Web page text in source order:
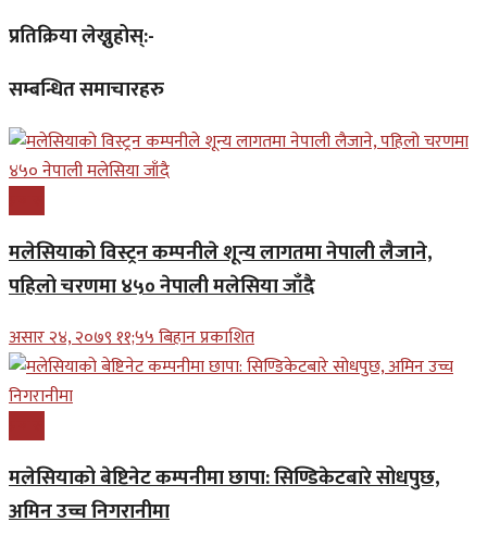
प्रतिक्रिया लेख्नुहोस्:-
सम्बन्धित समाचारहरु
मलेसियाको विस्ट्रन कम्पनीले शून्य लागतमा नेपाली लैजाने,
पहिलो चरणमा ४५० नेपाली मलेसिया जाँदै
असार २४, २०७९ ११;५५ बिहान प्रकाशित
मलेसियाको बेष्टिनेट कम्पनीमा छापा: सिण्डिकेटबारे सोधपुछ,
अमिन उच्च निगरानीमा